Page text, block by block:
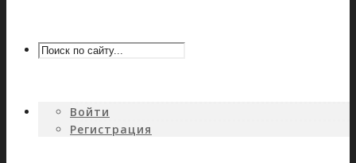
Войти
Регистрация